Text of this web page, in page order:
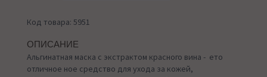
Код товара: 5951
ОПИСАНИЕ
Альгинатная маска с экстрактом красного вина - ето
отличное ное средство для ухода за кожей,